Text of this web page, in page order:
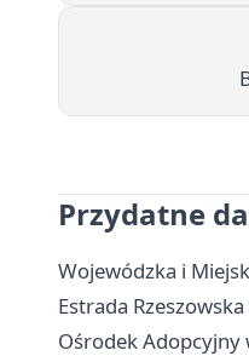
Przydatne
Wojewódzka i
Estrada
Ośrodek Adopcyjny